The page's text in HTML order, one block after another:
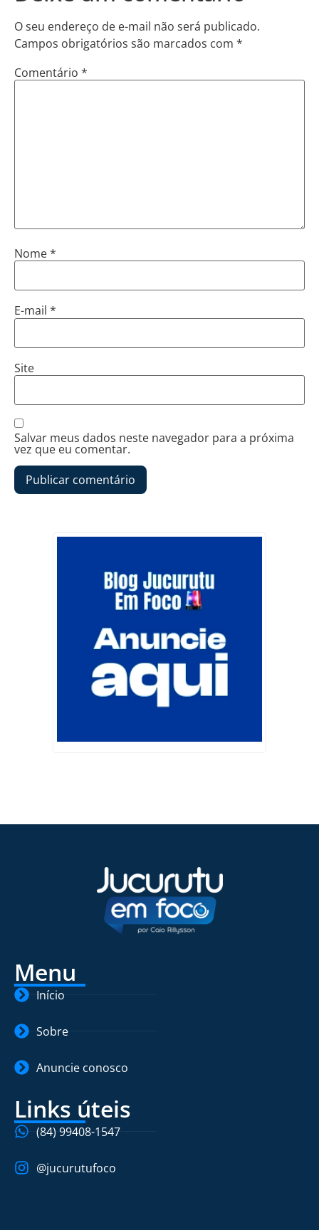
O seu endereço de e-mail não será publicado.
Campos obrigatórios são marcados com *
Comentário *
Nome*
E-mail *
Site
Salvar meus dados neste navegador para a próxima
vez que eu comentar.
Menu
Início
Sobre
Anuncie conosco
Links úteis
(84) 99408-1547
@jucurutufoco